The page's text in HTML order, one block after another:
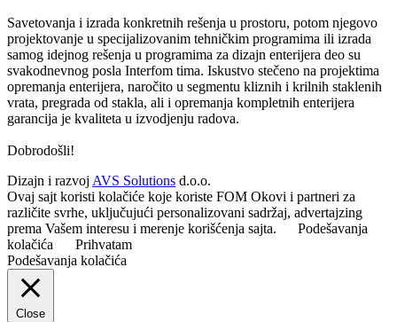
Savetovanja i izrada konkretnih rešenja u prostoru, potom njegovo
projektovanje u specijalizovanim tehničkim programima ili izrada
samog idejnog rešenja u programima za dizajn enterijera deo su
svakodnevnog posla Interfom tima. Iskustvo stečeno na projektima
opremanja enterijera, naročito u segmentu kliznih i krilnih staklenih
vrata, pregrada od stakla, ali i opremanja kompletnih enterijera
garancija je kvaliteta u izvodjenju radova.
Dobrodošli!
Dizajn i razvoj AVS Solutions d.o.o.
Ovaj sajt koristi kolačiće koje koriste FOM Okovi i partneri za
različite svrhe, uključujući personalizovani sadržaj, advertajzing
prema Vašem interesu i merenje korišćenja sajta.
Podešavanja
kolačića
Prihvatam
Podešavanja kolačića
Close